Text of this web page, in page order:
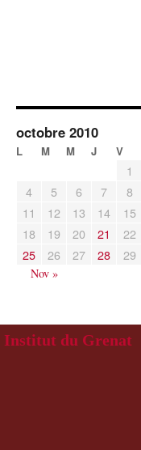
octobre 2010
L M M J V
1
4
5 6 7 8
11
12 13 14 15
18
19 20 21 22
25
26 27 28 29
Nov »
Institut du Grenat